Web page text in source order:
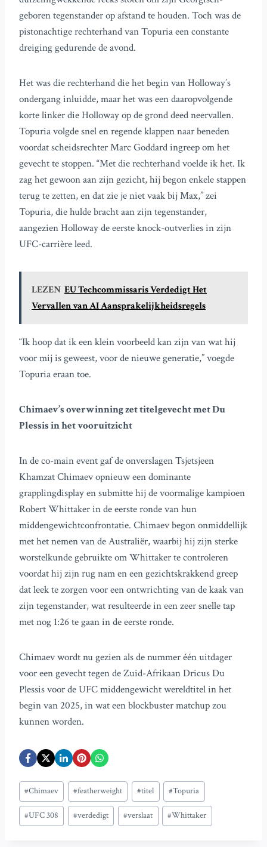
geboren tegenstander op afstand te houden. Toch was de
pistonachtige rechterhand van Topuria een constante
dreiging gedurende de avond.
Het was die rechterhand die het begin van Holloway’s
ondergang inluidde, maar het was een daaropvolgende
korte linker die Holloway op de grond deed neervallen.
Topuria volgde snel en regende klappen naar beneden
voordat scheidsrechter Marc Goddard ingreep om het
gevecht te stoppen. “Met die rechterhand voelde ik het. Ik
zag het gewoon aan zijn gezicht, hij begon enkele stappen
terug te zetten, en dat zie je niet vaak bij Max,” zei
Topuria, die hulde bracht aan zijn tegenstander,
aangezien Holloway de eerste knock-outverlies in zijn
UFC-carrière leed.
LEZEN EU Techcommissaris Verdedigt Het
Vervallen van AI Aansprakelijkheidsregels
“Ik hoop dat ik een klein voorbeeld kan zijn van wat hij
voor mij is geweest, voor de nieuwe generatie,” voegde
Topuria eraan toe.
Chimaev’s overwinning zet titelgevecht met Du
Plessis in het vooruitzicht
In de co-main event gaf de onverslagen Tsjetsjeen
Khamzat Chimaev opnieuw een dominante
grapplingdisplay en submitte hij de voormalige kampioen
Robert Whittaker in de eerste ronde van hun
middengewichtconfrontatie. Chimaev begon onmiddellijk
met het nemen van de Australiër, waarbij hij zijn sterke
worstelkunde gebruikte om Whittaker te controleren
voordat hij zijn rug nam en een gezichtskrakkend greep
dat leek te zorgen voor een ontwrichting van de kaak van
zijn tegenstander, wat resulteerde in een zeer snelle tap
met nog 1:26 te gaan in de eerste ronde.
Chimaev wordt nu gezien als de nummer één uitdager
voor een gevecht tegen de Zuid-Afrikaan Dricus Du
Plessis voor de UFC middengewicht wereldtitel in het
begin van 2025, in wat een blockbuster matchup zou
kunnen worden.
Bericht
tags:
#Chimaev #featherweight #titel #Topuria
#UFC 308 #verdedigt #verslaat #Whittaker